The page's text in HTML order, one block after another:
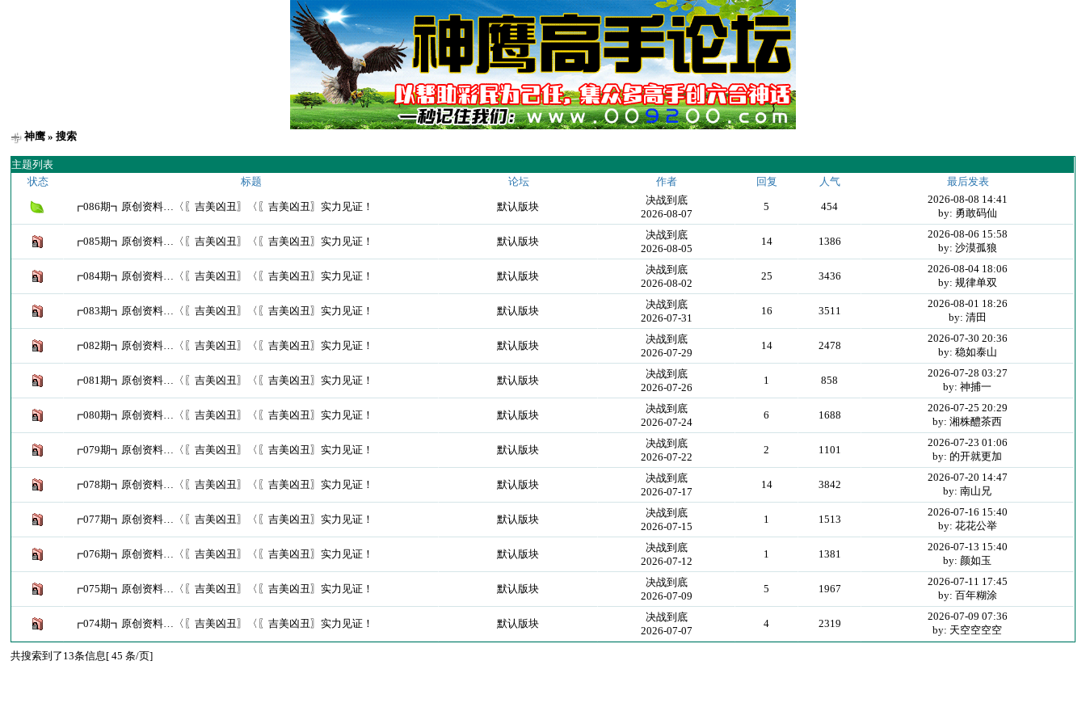
神鹰 » 搜索
主题列表
状态
标题 论坛 作者 回复 人气 最后发表
┏086期┓原创资料…〈〖吉美凶丑〗〈〖吉美凶丑〗实力见证！ 默认版块
决战到底
2026-08-07
5 454
2026-08-08 14:41
by: 勇敢码仙
┏085期┓原创资料…〈〖吉美凶丑〗〈〖吉美凶丑〗实力见证！ 默认版块
决战到底
2026-08-05
14 1386
2026-08-06 15:58
by: 沙漠孤狼
┏084期┓原创资料…〈〖吉美凶丑〗〈〖吉美凶丑〗实力见证！ 默认版块
决战到底
2026-08-02
25 3436
2026-08-04 18:06
by: 规律单双
┏083期┓原创资料…〈〖吉美凶丑〗〈〖吉美凶丑〗实力见证！ 默认版块
决战到底
2026-07-31
16 3511
2026-08-01 18:26
by: 清田
┏082期┓原创资料…〈〖吉美凶丑〗〈〖吉美凶丑〗实力见证！ 默认版块
决战到底
2026-07-29
14 2478
2026-07-30 20:36
by: 稳如泰山
┏081期┓原创资料…〈〖吉美凶丑〗〈〖吉美凶丑〗实力见证！ 默认版块
决战到底
2026-07-26
1 858
2026-07-28 03:27
by: 神捕一
┏080期┓原创资料…〈〖吉美凶丑〗〈〖吉美凶丑〗实力见证！ 默认版块
决战到底
2026-07-24
6 1688
2026-07-25 20:29
by: 湘株醴茶西
┏079期┓原创资料…〈〖吉美凶丑〗〈〖吉美凶丑〗实力见证！ 默认版块
决战到底
2026-07-22
2 1101
2026-07-23 01:06
by: 的开就更加
┏078期┓原创资料…〈〖吉美凶丑〗〈〖吉美凶丑〗实力见证！ 默认版块
决战到底
2026-07-17
14 3842
2026-07-20 14:47
by: 南山兄
┏077期┓原创资料…〈〖吉美凶丑〗〈〖吉美凶丑〗实力见证！ 默认版块
决战到底
2026-07-15
1 1513
2026-07-16 15:40
by: 花花公举
┏076期┓原创资料…〈〖吉美凶丑〗〈〖吉美凶丑〗实力见证！ 默认版块
决战到底
2026-07-12
1 1381
2026-07-13 15:40
by: 颜如玉
┏075期┓原创资料…〈〖吉美凶丑〗〈〖吉美凶丑〗实力见证！ 默认版块
决战到底
2026-07-09
5 1967
2026-07-11 17:45
by: 百年糊涂
┏074期┓原创资料…〈〖吉美凶丑〗〈〖吉美凶丑〗实力见证！ 默认版块
决战到底
2026-07-07
4 2319
2026-07-09 07:36
by: 天空空空空
共搜索到了13条信息[ 45 条/页]